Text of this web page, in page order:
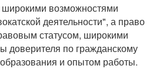
широкими возможностями
деятельности", а право
статусом, широкими
доверителя по гражданскому
и опытом работы.